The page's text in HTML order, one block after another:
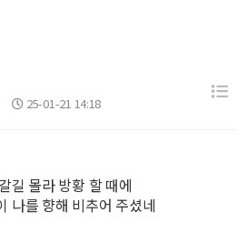
25-01-21 14:18
길 몰라 방황 할 때에
나를 향해 비추어 주셨네